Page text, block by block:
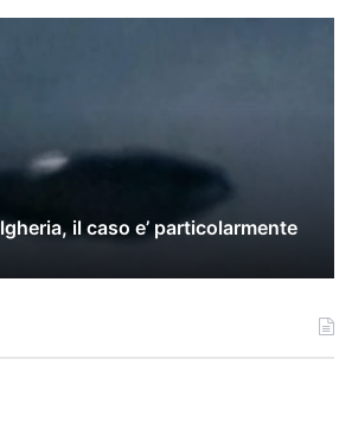
il caso e’ particolarmente